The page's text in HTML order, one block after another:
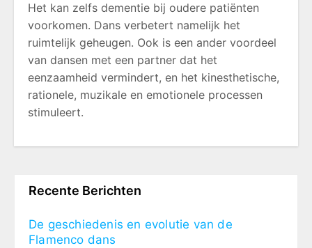
Het kan zelfs dementie bij oudere patiënten
voorkomen. Dans verbetert namelijk het
ruimtelijk geheugen. Ook is een ander voordeel
van dansen met een partner dat het
eenzaamheid vermindert, en het kinesthetische,
rationele, muzikale en emotionele processen
stimuleert.
Recente Berichten
De geschiedenis en evolutie van de
Flamenco dans